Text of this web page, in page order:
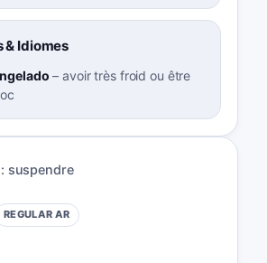
& Idiomes
–avoir très froid ou être
suspendre
REGULAR AR